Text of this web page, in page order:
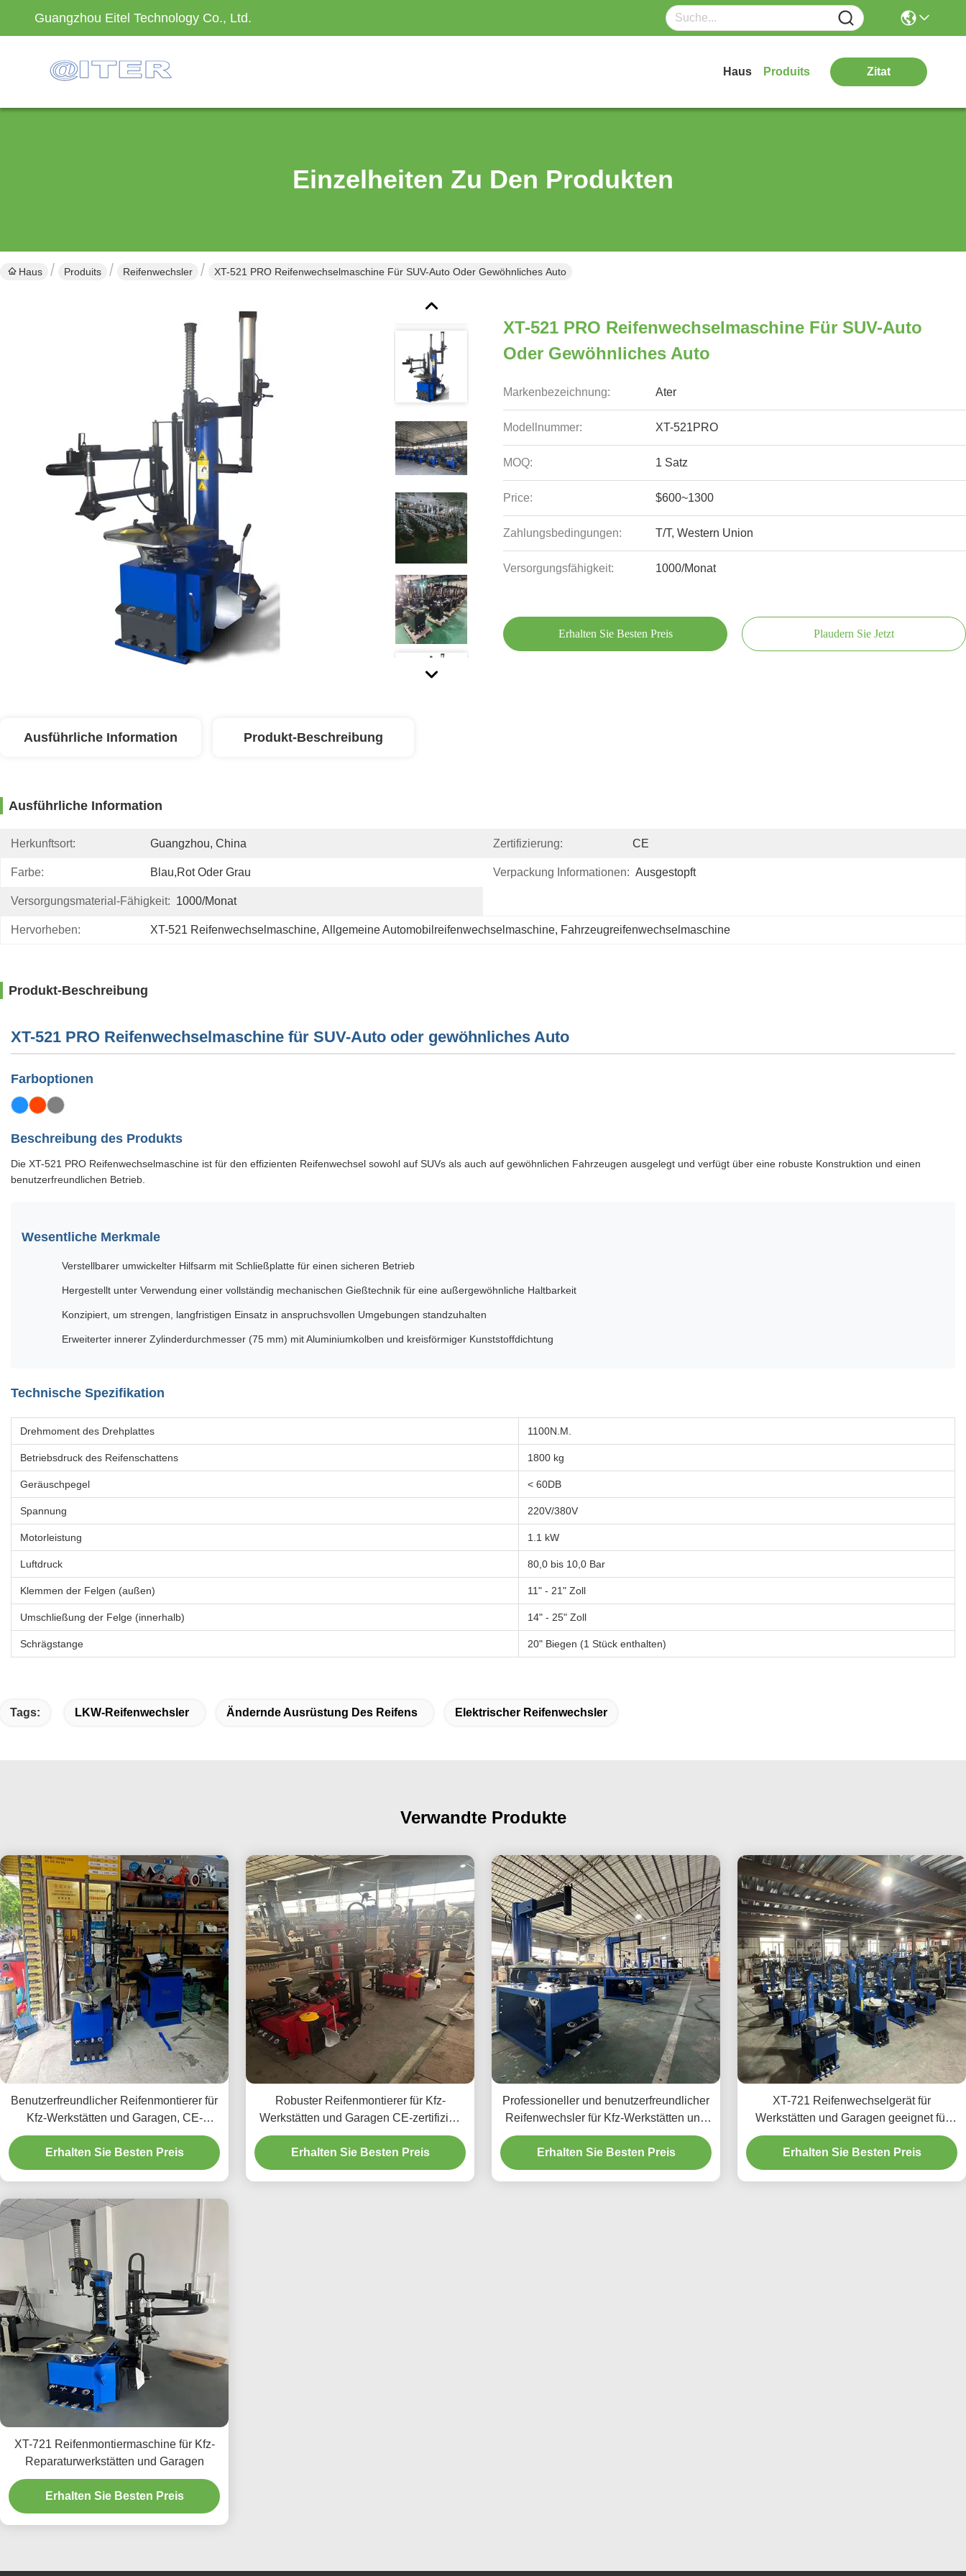
Guangzhou Eitel Technology Co., Ltd.
Haus Produits Zitat
Einzelheiten Zu Den Produkten
Haus Produits Reifenwechsler XT-521 PRO Reifenwechselmaschine Für SUV-Auto Oder Gewöhnliches Auto
XT-521 PRO Reifenwechselmaschine Für SUV-Auto
Oder Gewöhnliches Auto
Markenbezeichnung: Ater
Modellnummer: XT-521PRO
MOQ: 1 Satz
Price: $600~1300
Zahlungsbedingungen: T/T, Western Union
Versorgungsfähigkeit: 1000/Monat
Erhalten Sie Besten Preis Plaudern Sie Jetzt
Ausführliche Information Produkt-Beschreibung
Ausführliche Information
Herkunftsort: Guangzhou, China Zertifizierung: CE
Farbe: Blau,rot Oder Grau Verpackung Informationen: Ausgestopft
Versorgungsmaterial-Fähigkeit: 1000/Monat
Hervorheben: XT-521 Reifenwechselmaschine, Allgemeine Automobilreifenwechselmaschine, Fahrzeugreifenwechselmaschine
Produkt-Beschreibung
XT-521 PRO Reifenwechselmaschine für SUV-Auto oder gewöhnliches Auto
Farboptionen
Beschreibung des Produkts
Die XT-521 PRO Reifenwechselmaschine ist für den effizienten Reifenwechsel sowohl auf SUVs als auch auf gewöhnlichen Fahrzeugen ausgelegt und verfügt über eine robuste Konstruktion und einen
benutzerfreundlichen Betrieb.
Wesentliche Merkmale
Verstellbarer umwickelter Hilfsarm mit Schließplatte für einen sicheren Betrieb
Hergestellt unter Verwendung einer vollständig mechanischen Gießtechnik für eine außergewöhnliche Haltbarkeit
Konzipiert, um strengen, langfristigen Einsatz in anspruchsvollen Umgebungen standzuhalten
Erweiterter innerer Zylinderdurchmesser (75 mm) mit Aluminiumkolben und kreisförmiger Kunststoffdichtung
Technische Spezifikation
Drehmoment des Drehplattes 1100N.M.
Betriebsdruck des Reifenschattens 1800 kg
Geräuschpegel < 60DB
Spannung 220V/380V
Motorleistung 1.1 kW
Luftdruck 80,0 bis 10,0 Bar
Klemmen der Felgen (außen) 11" - 21" Zoll
Umschließung der Felge (innerhalb) 14" - 25" Zoll
Schrägstange 20" Biegen (1 Stück enthalten)
Tags: LKW-Reifenwechsler Ändernde Ausrüstung Des Reifens Elektrischer Reifenwechsler
Verwandte Produkte
Benutzerfreundlicher Reifenmontierer für
Kfz-Werkstätten und Garagen, CE-
zertifiziert und einfach zu bedienen.
Erhalten Sie Besten Preis
Robuster Reifenmontierer für Kfz-
Werkstätten und Garagen CE-zertifiziert
und professionell
Erhalten Sie Besten Preis
Professioneller und benutzerfreundlicher
Reifenwechsler für Kfz-Werkstätten und
Garagen CE-zertifiziert
Erhalten Sie Besten Preis
XT-721 Reifenwechselgerät für
Werkstätten und Garagen geeignet für
verschiedene Reifengrößen CE-
zertifiziert einfach zu bedienen
Erhalten Sie Besten Preis
XT-721 Reifenmontiermaschine für Kfz-
Reparaturwerkstätten und Garagen
Erhalten Sie Besten Preis